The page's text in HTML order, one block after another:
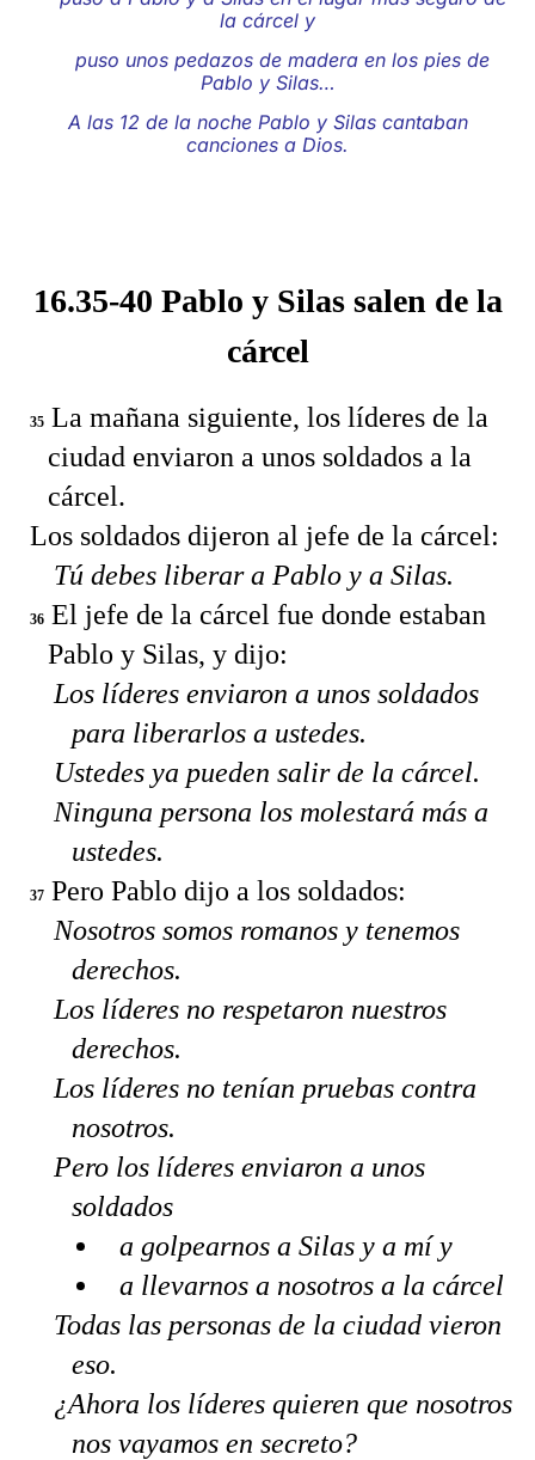
la cárcel y
puso unos pedazos de madera en los pies de
Pablo y Silas…
A las 12 de la noche Pablo y Silas cantaban
canciones a Dios.
16.35-40 Pablo y Silas salen de la
cárcel
35 La mañana siguiente, los líderes de la
ciudad enviaron a unos soldados a la
cárcel.
Los soldados dijeron al jefe de la cárcel:
Tú debes liberar a Pablo y a Silas.
36 El jefe de la cárcel fue donde estaban
Pablo y Silas, y dijo:
Los líderes enviaron a unos soldados
para liberarlos a ustedes.
Ustedes ya pueden salir de la cárcel.
Ninguna persona los molestará más a
ustedes.
37 Pero Pablo dijo a los soldados:
Nosotros somos romanos y tenemos
derechos.
Los líderes no respetaron nuestros
derechos.
Los líderes no tenían pruebas contra
nosotros.
Pero los líderes enviaron a unos
soldados
a golpearnos a Silas y a mí y
a llevarnos a nosotros a la cárcel
Todas las personas de la ciudad vieron
eso.
¿Ahora los líderes quieren que nosotros
nos vayamos en secreto?